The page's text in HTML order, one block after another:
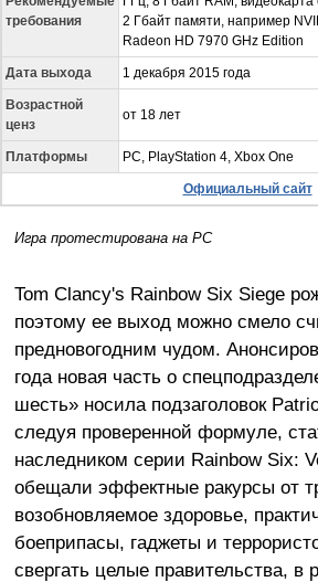
требования
2 Гбайт памяти, например
Radeon HD 7970 GHz Edition
Дата выхода 1 декабря 2015 года
Возрастной
ценз
от 18 лет
Платформы PC, PlayStation 4, Xbox One
Официальный сайт
Игра протестирована на PC
Tom Clancy's Rainbow Six Siege
поэтому ее выход можно смело
предновогодним чудом.
года новая часть о
шесть» носила подзаголовок
следуя проверенной формуле,
наследником серии Rainbow Six:
обещали эффектные ракурсы от
возобновляемое здоровье,
боеприпасы, гаджеты и
свергать целые правительства, в